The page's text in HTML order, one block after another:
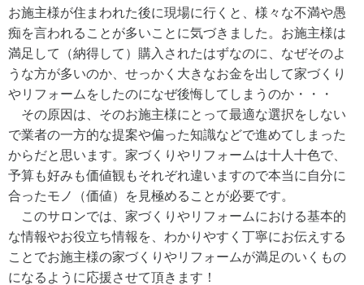
お施主様が住まわれた後に現場に行くと、様々な不満や愚
痴を言われることが多いことに気づきました。お施主様は
満足して（納得して）購入されたはずなのに、なぜそのよ
うな方が多いのか、せっかく大きなお金を出して家づくり
やリフォームをしたのになぜ後悔してしまうのか・・・
その原因は、そのお施主様にとって最適な選択をしない
で業者の一方的な提案や偏った知識などで進めてしまった
からだと思います。家づくりやリフォームは十人十色で、
予算も好みも価値観もそれぞれ違いますので本当に自分に
合ったモノ（価値）を見極めることが必要です。
このサロンでは、家づくりやリフォームにおける基本的
な情報やお役立ち情報を、わかりやすく丁寧にお伝えする
ことでお施主様の家づくりやリフォームが満足のいくもの
になるように応援させて頂きます！